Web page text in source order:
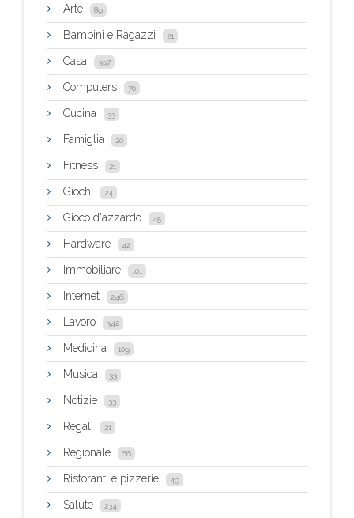
Arte 89
Bambini e Ragazzi 21
Casa 397
Computers 70
Cucina 33
Famiglia 20
Fitness 21
Giochi 24
Gioco d'azzardo 45
Hardware 42
Immobiliare 101
Internet 246
Lavoro 342
Medicina 109
Musica 33
Notizie 33
Regali 21
Regionale 66
Ristoranti e pizzerie 49
Salute 234